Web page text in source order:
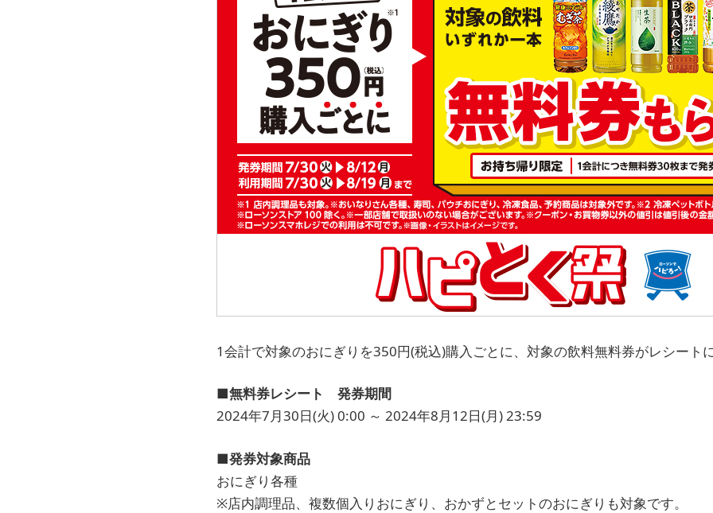
1会計で対象のおにぎりを350円(税込)購入ごとに、対象の飲料無料券がレシート
■無料券レシート 発券期間
2024年7月30日(火) 0:00 ～ 2024年8月12日(月) 23:59
■発券対象商品
おにぎり各種
※店内調理品、複数個入りおにぎり、おかずとセットのおにぎりも対象です。